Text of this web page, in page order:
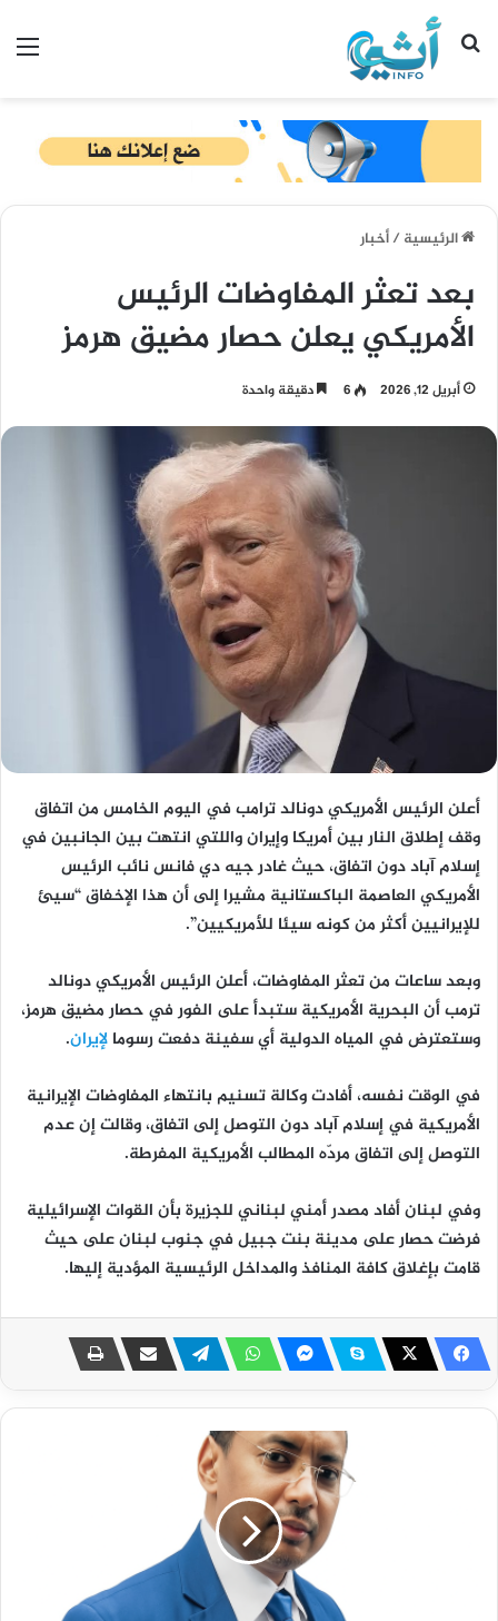
بحث عن
الرئيسية/أخبار
بعد تعثر المفاوضات الرئيس
الأمريكي يعلن حصار مضيق هرمز
أبريل 12, 2026 6 دقيقة واحدة
أعلن الرئيس الأمريكي دونالد ترامب في اليوم الخامس من اتفاق
وقف إطلاق النار بين أمريكا وإيران واللتي انتهت بين الجانبين في
إسلام آباد دون اتفاق، حيث غادر جيه دي فانس نائب الرئيس
الأمريكي العاصمة الباكستانية مشيرا إلى أن هذا الإخفاق “سيئ
للإيرانيين أكثر من كونه سيئا للأمريكيين”.
وبعد ساعات من تعثر المفاوضات، أعلن الرئيس الأمريكي دونالد
ترمب أن البحرية الأمريكية ستبدأ على الفور في حصار مضيق هرمز،
وستعترض في المياه الدولية أي سفينة دفعت رسوما لإيران.
في الوقت نفسه، أفادت وكالة تسنيم بانتهاء المفاوضات الإيرانية
الأمريكية في إسلام آباد دون التوصل إلى اتفاق، وقالت إن عدم
التوصل إلى اتفاق مردّه المطالب الأمريكية المفرطة.
وفي لبنان أفاد مصدر أمني لبناني للجزيرة بأن القوات الإسرائيلية
فرضت حصار على مدينة بنت جبيل في جنوب لبنان على حيث
قامت بإغلاق كافة المنافذ والمداخل الرئيسية المؤدية إليها.